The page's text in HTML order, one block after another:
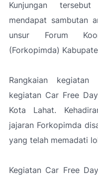
Kunjungan
mendapat sambutan
unsur Forum
(Forkopimda)
Rangkaian kegiatan
kegiatan Car Free
Kota Lahat.
jajaran Forkopimda
yang telah memadati
Kegiatan Car Free